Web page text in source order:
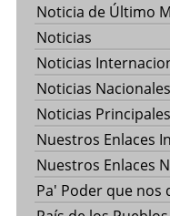
Noticia de Último
Noticias
Noticias
Noticias Nacionales
Noticias
Nuestros Enlaces
Nuestros Enlaces
Pa' Poder que nos